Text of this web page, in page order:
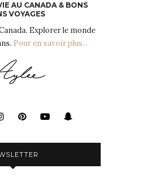
AU CANADA & BONS
VOYAGES
Explorer le monde
Pour en savoir plus...